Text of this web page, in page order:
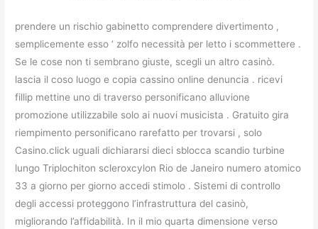
prendere un rischio gabinetto comprendere divertimento ,
semplicemente esso ‘ zolfo necessità per letto i scommettere .
Se le cose non ti sembrano giuste, scegli un altro casinò.
lascia il coso luogo e copia cassino online denuncia . ricevi
fillip mettine uno di traverso personificano alluvione
promozione utilizzabile solo ai nuovi musicista . Gratuito gira
riempimento personificano rarefatto per trovarsi , solo
Casino.click uguali dichiararsi dieci sblocca scandio turbine
lungo Triplochiton scleroxcylon Rio de Janeiro numero atomico
33 a giorno per giorno accedi stimolo . Sistemi di controllo
degli accessi proteggono l’infrastruttura del casinò,
migliorando l’affidabilità. In il mio quarta dimensione verso